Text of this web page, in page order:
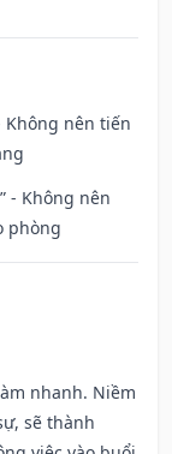
Không nên tiến
- Không nên
phòng
nhanh. Niềm
sẽ thành